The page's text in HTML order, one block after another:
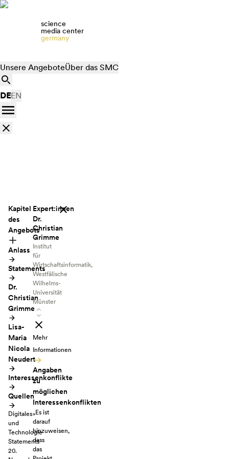
science
media center
germany
Unsere AngeboteÜber das SMC
DEEN
Kapitel
des
Angebots
Anlass
Statements
Dr.
Christian
Grimme
Lisa-
Maria
Nicola
Neudert
Interessenkonflikte
Quellen
Digitales
und
Technologie
Statements
20.
Expert:innen
Dr.
Christian
Grimme
Institut
für
Wirtschaftsinformatik,
Westfälische
Wilhelms-
Universität
Münster
Mehr
Informationen
Angaben
zu
möglichen
Interessenkonflikten
„Es ist
darauf
hinzuweisen,
dass
das